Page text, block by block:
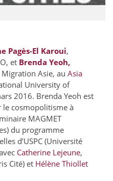
Pagès-El Karoui,
et Brenda Yeoh,
Asie, au Asia
University of
2016. Brenda Yeoh est
le cosmopolitisme à
MAGMET
du programme
d’USPC (Université
Catherine Lejeune,
Cité) et Hélène Thiollet